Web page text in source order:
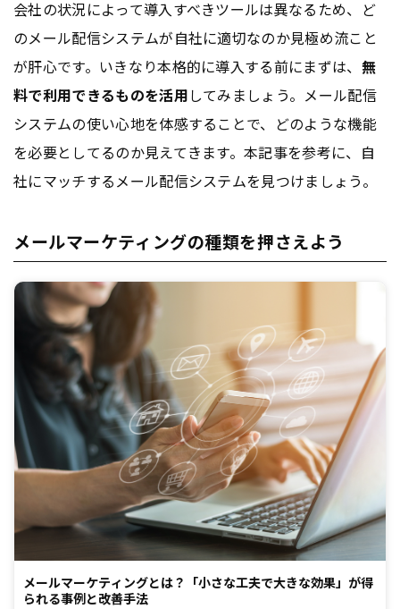
会社の状況によって導入すべきツールは異なるため、ど
のメール配信システムが自社に適切なのか見極め流こと
が肝心です。いきなり本格的に導入する前にまずは、 無
料で利用できるものを活用してみましょう。メール配信
システムの使い心地を体感することで、どのような機能
を必要としてるのか見えてきます。本記事を参考に、自
社にマッチするメール配信システムを見つけましょう。
メールマーケティングの種類を押さえよう
メールマーケティングとは？「小さな工夫で大きな効果」が得
られる事例と改善手法